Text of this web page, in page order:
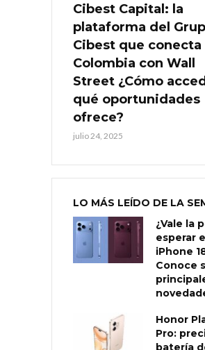
Cibest Capital: la
plataforma del
Cibest que conecta
Colombia con Wall
Street ¿Cómo
qué oportunidades
ofrece?
julio 24, 2025
LO MÁS LEÍDO DE LA
¿Vale la
esperar
iPhone
Conoce
Honor
Pro:
batería